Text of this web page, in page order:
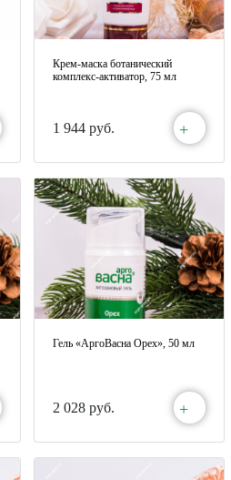
Крем-маска ботанический
комплекс-активатор, 75 мл
1 944 руб. +
Гель «АргоВасна Орех», 50 мл
2 028 руб. +